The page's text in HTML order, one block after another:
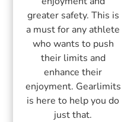
greater safety. This is
a must for any athlete
who wants to push
their limits and
enhance their
enjoyment. Gearlimits
is here to help you do
just that.